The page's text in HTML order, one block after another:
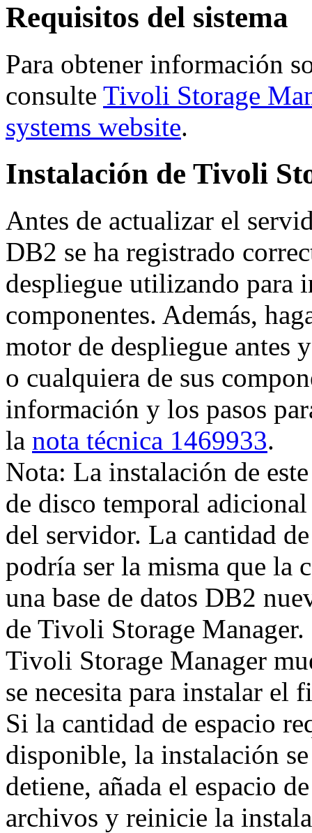
Requisitos del sistema
Para obtener información
consulte Tivoli Storage
systems website.
Instalación de Tivoli
Antes de actualizar el
DB2 se ha registrado
despliegue utilizando para
componentes. Además,
motor de despliegue antes
o cualquiera de sus
información y los pasos
la nota técnica 1469933.
Nota: La instalación de
de disco temporal
del servidor. La cantidad
podría ser la misma que la
una base de datos DB2
de Tivoli Storage
Tivoli Storage Manager
se necesita para instalar
Si la cantidad de espacio
disponible, la instalación
detiene, añada el espacio
archivos y reinicie la